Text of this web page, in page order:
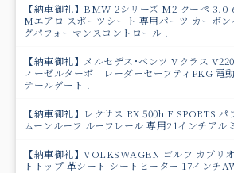
【納車御礼】BMW 2シリーズ M2 クーペ
Mエアロ スポーツシート 専用パーツ カーボ
グパフォーマンスコントロール！
【納車御礼】メルセデス･ベンツ Vクラス
ィーゼルターボ レーダーセーフティPKG 電
テールゲート！
【納車御礼】レクサス RX 500h F SPORTS
ムーンルーフ ルーフレール 専用21インチアル
【納車御礼】VOLKSWAGEN ゴルフ カブ
トトップ 革シート シートヒーター 17インチ